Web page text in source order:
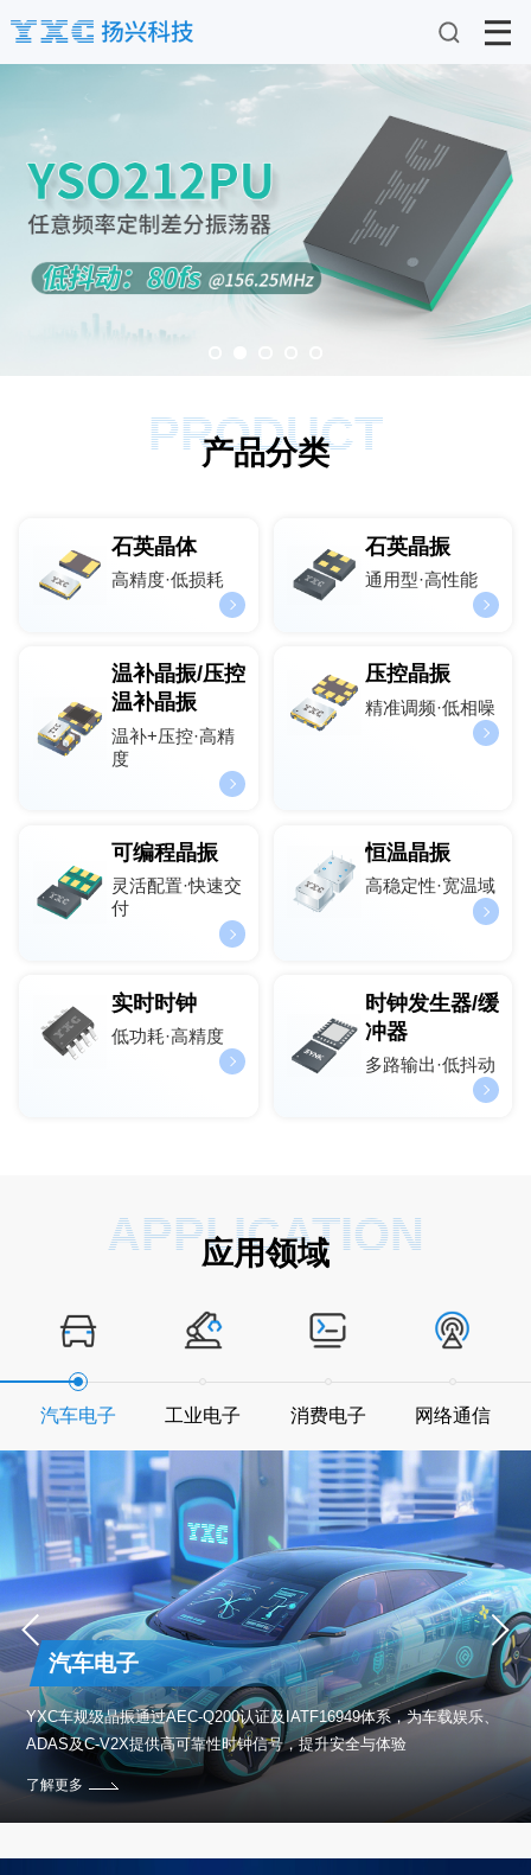
PRODUCT
产品分类
石英晶体
高精度·低损耗
石英晶振
通用型·高性能
温补晶振/压控
温补晶振
温补+压控·高精
度
压控晶振
精准调频·低相噪
可编程晶振
灵活配置·快速交
付
恒温晶振
高稳定性·宽温域
实时时钟
低功耗·高精度
时钟发生器/缓
冲器
多路输出·低抖动
APPLICATION
应用领域
汽车电子 工业电子 消费电子 网络通信
汽车电子
YXC车规级晶振通过AEC-Q200认证及IATF16949体系，为车载娱乐、
ADAS及C-V2X提供高可靠性时钟信号，提升安全与体验
了解更多